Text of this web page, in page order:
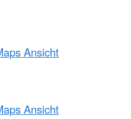
Ansicht
Ansicht